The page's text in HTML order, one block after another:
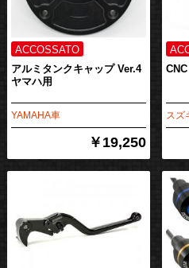
アルミタンクキャップ Ver.4
ヤマハ用
YAMAHA車
￥19,250
スズ